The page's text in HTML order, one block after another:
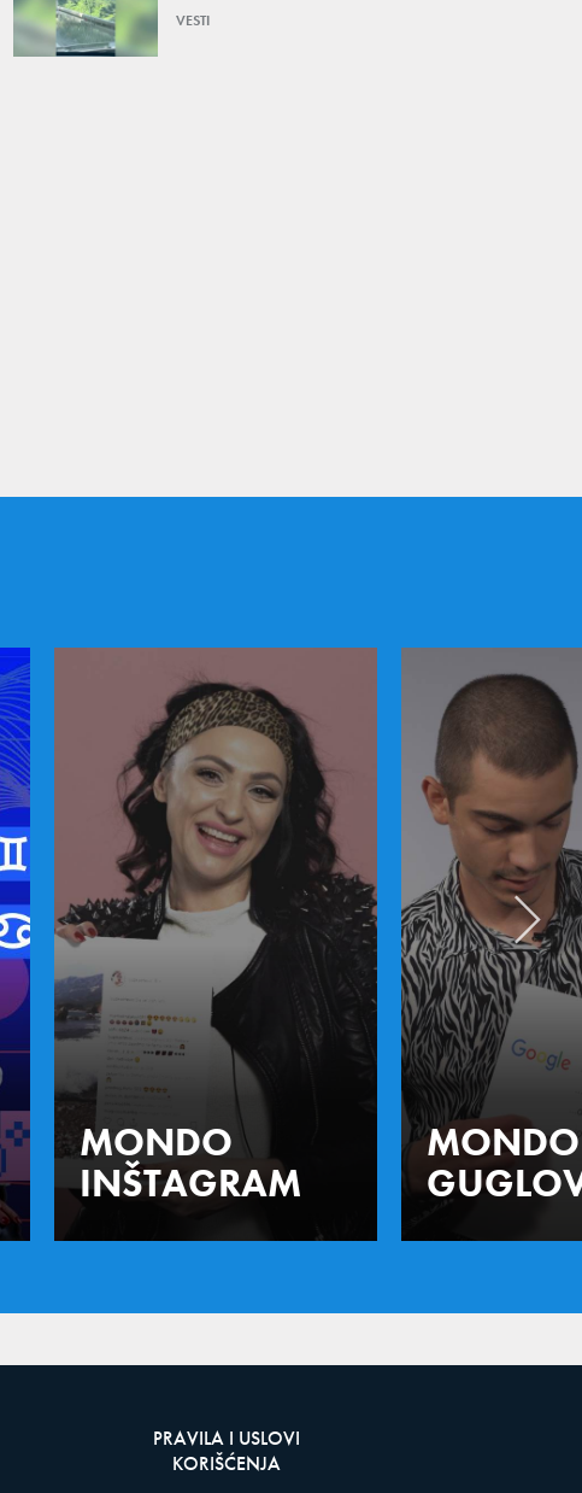
VESTI
MONDO
INŠTAGRAM
MONDO
PRAVILA I USLOVI
KORIŠĆENJA